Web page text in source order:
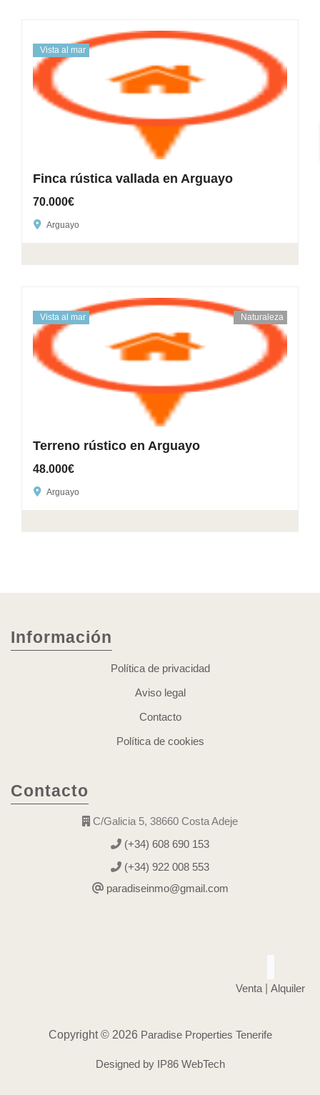
Vista al mar
Finca rústica vallada en Arguayo
70.000€
Arguayo
Vista al mar Naturaleza
Terreno rústico en Arguayo
48.000€
Arguayo
Información
Política de privacidad
Aviso legal
Contacto
Política de cookies
Contacto
C/Galicia 5, 38660 Costa Adeje
(+34) 608 690 153
(+34) 922 008 553
paradiseinmo@gmail.com
Venta Alquiler
Copyright © 2026 Paradise Properties Tenerife
Designed by IP86 WebTech